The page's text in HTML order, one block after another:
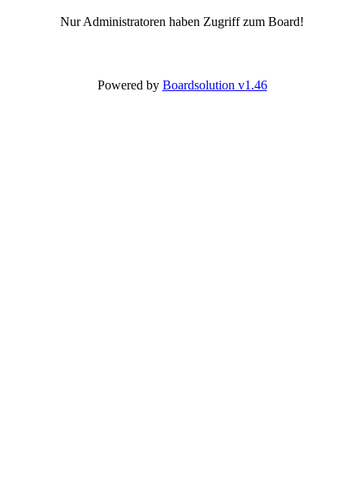
Nur Administratoren haben Zugriff zum Board!
Powered by Boardsolution v1.46